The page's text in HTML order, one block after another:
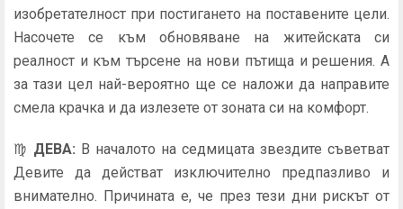
изобретателност при постигането на поставените цели.
Насочете се към обновяване на житейската си
реалност и към търсене на нови пътища и решения. А
за тази цел най-вероятно ще се наложи да направите
смела крачка и да излезете от зоната си на комфорт.
♍ ДЕВА: В началото на седмицата звездите съветват
Девите да действат изключително предпазливо и
внимателно. Причината е, че през тези дни рискът от